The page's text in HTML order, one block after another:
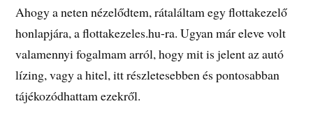
Ahogy a neten nézelődtem, rátaláltam egy flottakezelő
honlapjára, a flottakezeles.hu-ra. Ugyan már eleve volt
valamennyi fogalmam arról, hogy mit is jelent az autó
lízing, vagy a hitel, itt részletesebben és pontosabban
tájékozódhattam ezekről.